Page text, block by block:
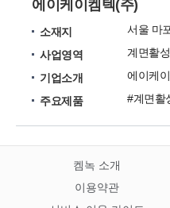
에이케이켐텍(주)
소재지
서울 마
사업영역
기업소개
주요제품
켐녹 소개
이용약관